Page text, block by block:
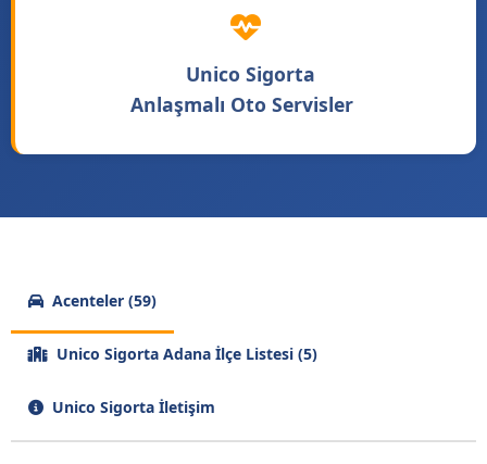
Unico Sigorta
Anlaşmalı Oto Servisler
Acenteler (59)
Unico Sigorta Adana İlçe Listesi (5)
Unico Sigorta İletişim